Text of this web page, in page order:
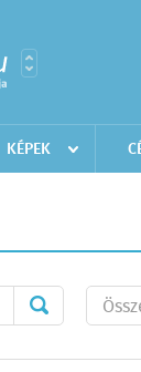
KÉPEK